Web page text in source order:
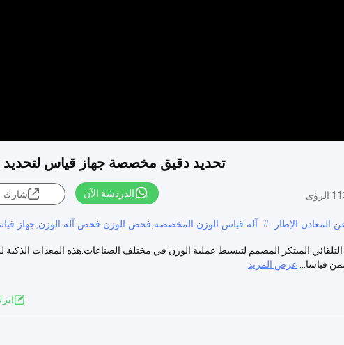
تحديد دقيق مخصصة جهاز قياس لتحديد
الرؤى الدردشة الآن شارك
الإطار # آلة قياس الوزن المخصصة,فحص الوزن فحص آلة الوزن,جهاز
المبتكر المصمم لتبسيط عملية الوزن في مختلف الصناعات.هذه المعدات الذكية
قياسا...
عرض المزيد